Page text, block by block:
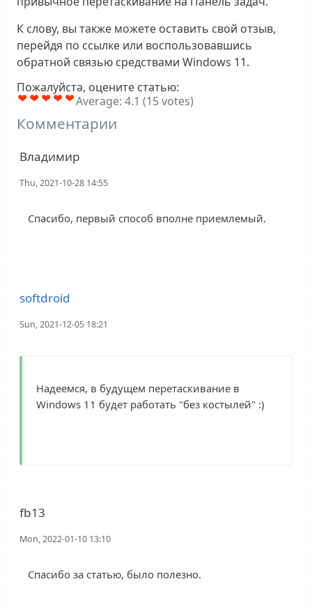
К слову, вы также можете оставить свой отзыв,
перейдя по ссылке или воспользовавшись
обратной связью средствами Windows 11.
Пожалуйста, оцените статью:
Average: 4.1 (15votes)
Комментарии
Владимир
Thu, 2021-10-28 14:55
Спасибо, первый способ вполне приемлемый.
softdroid
Sun, 2021-12-05 18:21
Надеемся, в будущем перетаскивание в
Windows 11 будет работать "без костылей" :)
fb13
Mon, 2022-01-10 13:10
Спасибо за статью, было полезно.